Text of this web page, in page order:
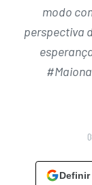
modo
perspectiva